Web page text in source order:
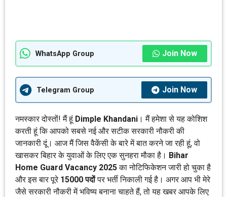
WhatsApp Group Join Now
Telegram Group Join Now
नमस्कार दोस्तों! मैं हूं Dimple Khandani । मैं हमेशा से यह कोशिश
करती हूं कि आपको सबसे नई और सटीक सरकारी नौकरी की
जानकारी दूं। आज मैं जिस वैकेंसी के बारे में बात करने जा रही हूं, वो
खासकर बिहार के युवाओं के लिए एक सुनहरा मौका है। Bihar
Home Guard Vacancy 2025का नोटिफिकेशन जारी हो चुका है
और इस बार पूरे 15000 पदोंपर भर्ती निकाली गई है। अगर आप भी मेरे
जैसे सरकारी नौकरी में भविष्य बनाना चाहते हैं, तो यह खबर आपके लिए